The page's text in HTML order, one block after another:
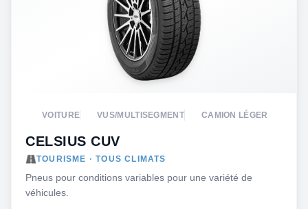
VOITURE VUS/MULTISEGMENT CAMION LÉGER
CELSIUS CUV
TOURISME · TOUS CLIMATS
Pneus pour conditions variables pour une variété de
véhicules.